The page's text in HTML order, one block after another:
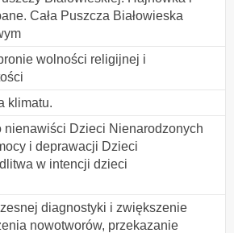
Cała Puszcza Białowieska
wolności religijnej i
klimatu.
nienawiści Dzieci Nienarodzonych
i deprawacji Dzieci
w intencji dzieci
diagnostyki i zwiększenie
nowotworów, przekazanie